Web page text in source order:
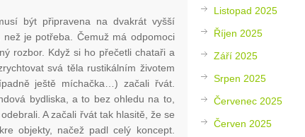
být připravena na dvakrát vyšší
je potřeba. Čemuž má odpomoci
rozbor. Když si ho přečetli chataři a
svá těla rustikálním životem
ještě míchačka…) začali řvát.
bydliska, a to bez ohledu na to,
A začali řvát tak hlasitě, že se
objekty, načež padl celý koncept.
Listopad 2025
Říjen 2025
Září 2025
Srpen 2025
Červenec 2025
Červen 2025